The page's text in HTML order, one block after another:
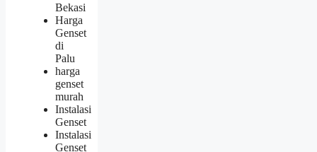
Bekasi
Harga
Genset
di
Palu
harga
genset
murah
Instalasi
Genset
Instalasi
Genset